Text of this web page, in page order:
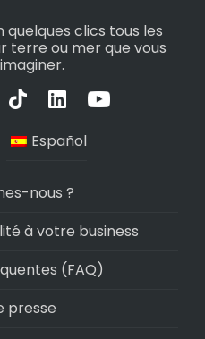
quelques clics tous les
terre ou mer que vous
Español
nous ?
à votre business
(FAQ)
presse